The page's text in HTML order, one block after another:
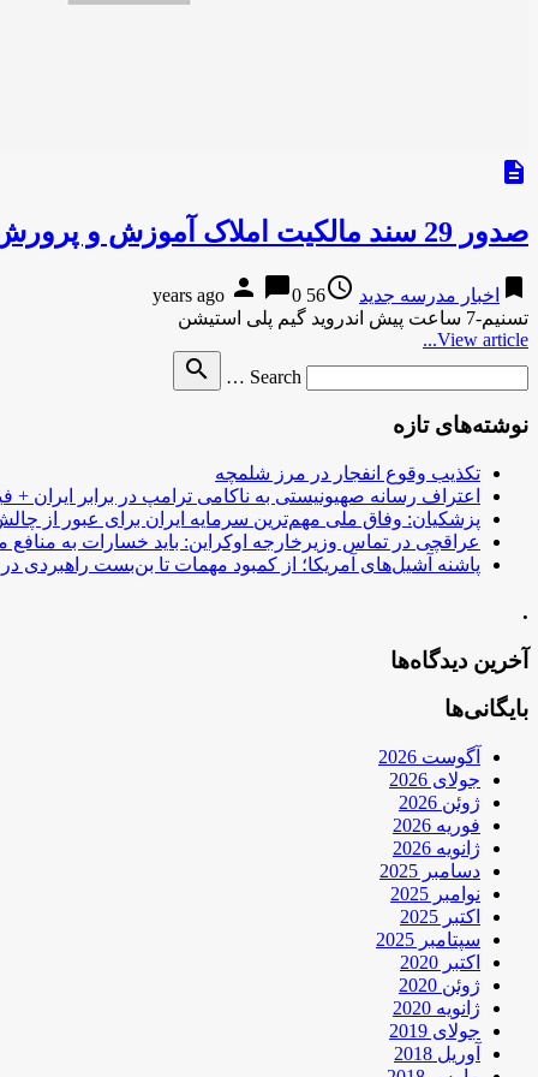
description
صدور 29 سند مالکیت املاک آموزش و پرورش هرمزگان در سال جاری
bookmark اخبار مدرسه جدید access_time
56 years ago
person chat_bubble0
تسنیم-7 ساعت پیش اندروید گیم پلی استیشن
View article...
Search …
search
نوشته‌های تازه
تکذیب وقوع انفجار در مرز شلمچه
اعتراف رسانه صهیونیستی به ناکامی ترامپ در برابر ایران +
پزشکیان: وفاق ملی مهم‌ترین سرمایه ایران برای عبور از
عراقچی در تماس وزیرخارجه اوکراین: باید خسارات به منافع
پاشنه آشیل‌های آمریکا؛ از کمبود مهمات تا بن‌بست راهبردی در
.
آخرین دیدگاه‌ها
بایگانی‌ها
آگوست 2026
جولای 2026
ژوئن 2026
فوریه 2026
ژانویه 2026
دسامبر 2025
نوامبر 2025
اکتبر 2025
سپتامبر 2025
اکتبر 2020
ژوئن 2020
ژانویه 2020
جولای 2019
آوریل 2018